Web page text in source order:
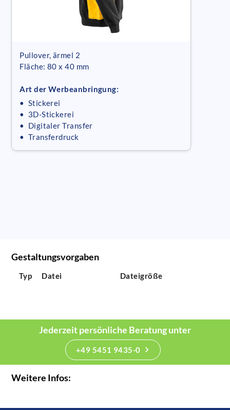
Pullover, ärmel 2
Fläche: 80 x 40 mm
Art der Werbeanbringung:
• Stickerei
• 3D-Stickerei
• Digitaler Transfer
• Transferdruck
Gestaltungsvorgaben
Typ Datei Dateigröße
Jederzeit persönliche Beratung unter
+49 5451 9435-0
Weitere Infos: